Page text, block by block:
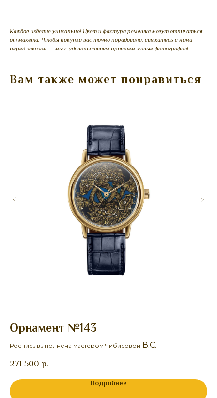
Каждое изделие уникально! Цвет и фактура ремешка могут отличаться
от макета. Чтобы покупка вас точно порадовала, свяжитесь с нами
перед заказом — мы с удовольствием пришлем живые фотографии!
Вам также может понравиться
Орнамент №143
Роспись выполнена мастером Чибисовой В.С.
271 500 р.
Подробнее